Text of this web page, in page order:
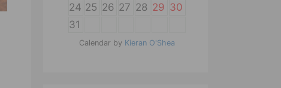
24 25 26 27 28 29 30
31
Calendar by Kieran O'Shea